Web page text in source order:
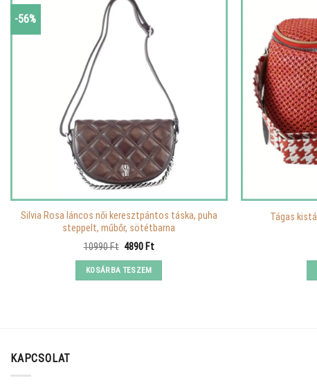
-56%
Silvia Rosa láncos női keresztpántos táska, puha
steppelt, műbőr, sötétbarna
10990Ft Original
was:
10990 Ft.
4890 FtCurrent
KOSÁRBA TESZEM
Tágas
KAPCSOLAT